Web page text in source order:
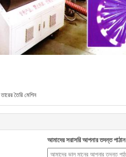
তারের তৈরি মেশিন
আমাদের সরাসরি আপনার তদন্ত পাঠান